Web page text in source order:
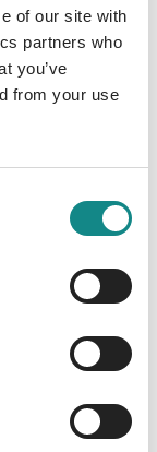
of our site with
partners who
you’ve
from your use
der
zwischen
die
- die